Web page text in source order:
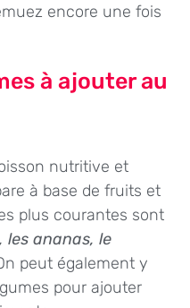
encore une fois
à ajouter au
nutritive et
à base de fruits et
plus courantes sont
les ananas, le
peut également y
pour ajouter